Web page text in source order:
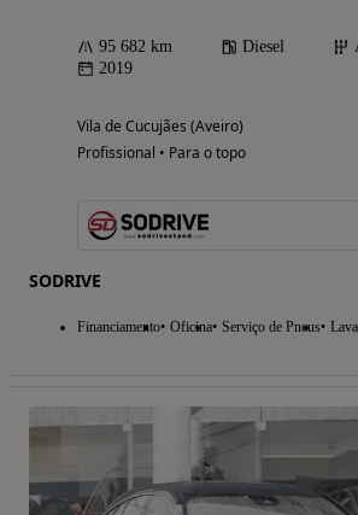
95 682 km Diesel
2019
Vila de Cucujães (Aveiro)
Profissional • Para o topo
SODRIVE
Financiamento Oficina Serviço de Pneus